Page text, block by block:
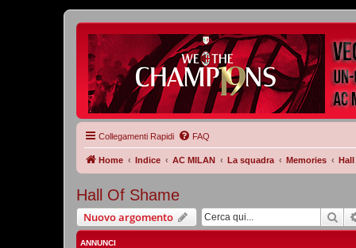
Collegamenti Rapidi FAQ
Home Indice AC MILAN La squadra Memories Hall
Hall Of Shame
Nuovo argomento
ANNUNCI